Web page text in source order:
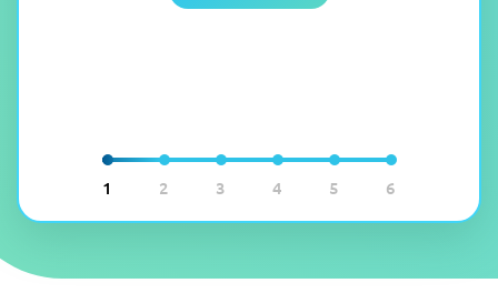
1 2 3 4 5 6